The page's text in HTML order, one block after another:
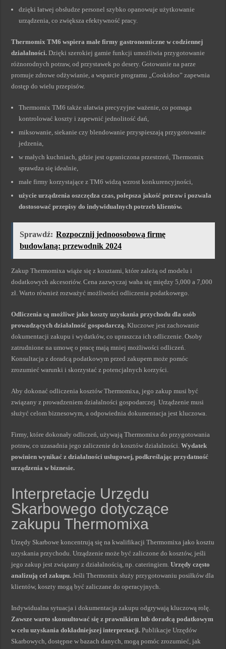
dzięki łatwej obsłudze personel szybko opanowuje użytkowanie
urządzenia, co zwiększa efektywność pracy.
Thermomix TM6 wspiera małe firmy gastronomiczne w codziennej
działalności. Dzięki szerokiej gamie funkcji umożliwia przygotowanie
różnorodnych potraw, od przystawek po desery. Gotowanie na parze
promuje zdrowe odżywianie, a wsparcie programu „Cookidoo” zapewnia
dostęp do wielu przepisów.
Thermomix TM6 także ułatwia precyzyjne ważenie, co pomaga
kontrolować koszty i zapewnić jednolitość dań,
miksowanie, siekanie czy blendowanie przyspieszają przygotowanie
jedzenia,
w małych kuchniach, gdzie jest ograniczona przestrzeń, Thermomix
sprawdza się idealnie,
małe firmy korzystające z TM6 widzą wzrost konkurencyjności,
użycie urządzenia oszczędza czas, polepsza jakość potraw i pozwala
dostosować przepisy do indywidualnych potrzeb klientów.
Sprawdź: Rozpocznij jednoosobową firmę
budowlaną: przewodnik 2024
Zakup Thermomixa wiąże się z kosztami, które zależą od modelu i
dodatkowych akcesoriów. Cena zazwyczaj waha się między 5,000 a 7,000
zł. Warto również rozważyć możliwości odliczenia podatkowego.
Odliczenia są możliwe jako koszty uzyskania przychodu dla osób
prowadzących działalność gospodarczą. Kluczowe jest zachowanie
dokumentacji zakupu i wydatków, co upraszcza ich odliczenie. Osoby
zatrudnione na umowę o pracę mają mniej możliwości odliczeń.
Konsultacja z doradcą podatkowym przed zakupem może pomóc
zrozumieć warunki i skorzystać z potencjalnych korzyści.
Aby dokonać odliczenia kosztów Thermomixa, jego zakup musi być
związany z prowadzeniem działalności gospodarczej. Urządzenie musi
służyć celom biznesowym, a odpowiednia dokumentacja jest kluczowa.
Firmy, które dokonały odliczeń, używają Thermomixa do przygotowania
potraw, co uzasadnia jego zaliczenie do kosztów działalności.Wydatek
powinien wynikać z działalności usługowej, podkreślając przydatność
urządzenia w biznesie.
Interpretacje Urzędu
Skarbowego dotyczące
zakupu Thermomixa
Urzędy Skarbowe koncentrują się na kwalifikacji Thermomixa jako kosztu
uzyskania przychodu. Urządzenie może być zaliczone do kosztów, jeśli
jego zakup jest związany z działalnością, np. cateringiem.Urzędy często
analizują cel zakupu. Jeśli Thermomix służy przygotowaniu posiłków dla
klientów, koszty mogą być zaliczane do operacyjnych.
Indywidualna sytuacja i dokumentacja zakupu odgrywają kluczową rolę.
Zawsze warto skonsultować się z prawnikiem lub doradcą podatkowym
w celu uzyskania dokładniejszej interpretacji. Publikacje Urzędów
Skarbowych, dostępne w bazach danych, mogą pomóc zrozumieć, jak